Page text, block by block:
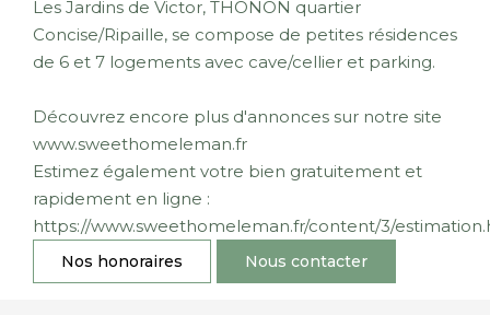
Les Jardins de Victor, THONON quartier
Concise/Ripaille, se compose de petites résidences
de 6 et 7 logements avec cave/cellier et parking.
Découvrez encore plus d'annonces sur notre site
www.sweethomeleman.fr
Estimez également votre bien gratuitement et
rapidement en ligne :
https://www.sweethomeleman.fr/content/3/
Nos honoraires Nous contacter